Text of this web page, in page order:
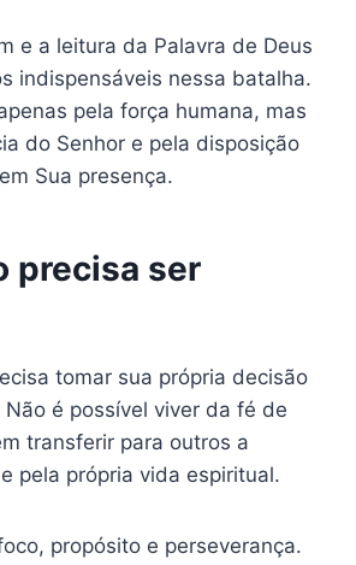
e a leitura da Palavra de Deus
indispensáveis nessa batalha.
pela força humana, mas
do Senhor e pela disposição
Sua presença.
precisa ser
tomar sua própria decisão
é possível viver da fé de
transferir para outros a
pela própria vida espiritual.
propósito e perseverança.